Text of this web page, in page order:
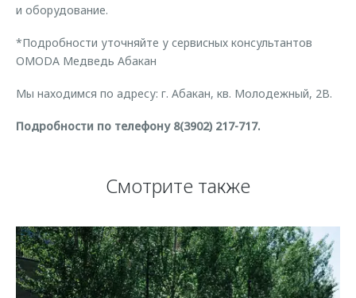
и оборудование.
*Подробности уточняйте у сервисных консультантов
OMODA Медведь Абакан
Мы находимся по адресу: г. Абакан, кв. Молодежный, 2В.
Подробности по телефону 8(3902) 217-717.
Смотрите также